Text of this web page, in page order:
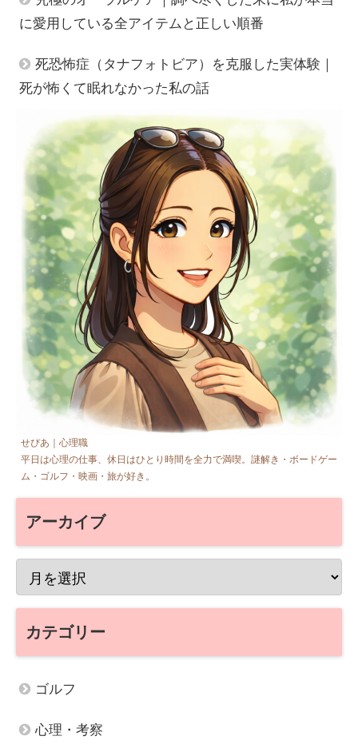
に愛用している全アイテムと正しい順番
死恐怖症（タナフォトビア）を克服した実体験｜
死が怖くて眠れなかった私の話
せぴあ｜心理職
平日は心理の仕事、休日はひとり時間を全力で満喫。謎解き・ボードゲー
ム・ゴルフ・映画・旅が好き。
アーカイブ
カテゴリー
ゴルフ
心理・考察